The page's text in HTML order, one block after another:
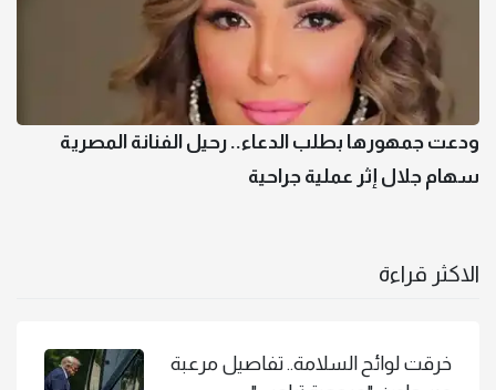
ودعت جمهورها بطلب الدعاء.. رحيل الفنانة المصرية
سهام جلال إثر عملية جراحية
الاكثر قراءة
خرقت لوائح السلامة.. تفاصيل مرعبة